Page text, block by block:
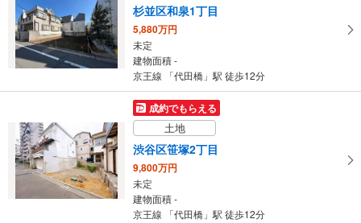
杉並区和泉1丁目
5,880万円
未定
建物面積 -
京王線 「代田橋」駅 徒歩12分
成約でもらえる
土地
渋谷区笹塚2丁目
9,800万円
未定
建物面積 -
京王線 「代田橋」駅 徒歩12分